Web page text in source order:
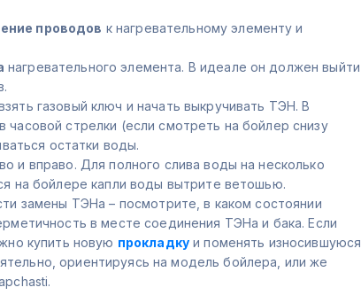
проводов к нагревательному элементу и
нагревательного элемента. В идеале он должен выйти
газовый ключ и начать выкручивать ТЭН. В
стрелки (если смотреть на бойлер снизу
остатки воды.
и вправо. Для полного слива воды на несколько
на бойлере капли воды вытрите ветошью.
замены ТЭНа – посмотрите, в каком состоянии
в месте соединения ТЭНа и бака. Если
купить новую прокладкуи поменять износившуюся
ориентируясь на модель бойлера, или же